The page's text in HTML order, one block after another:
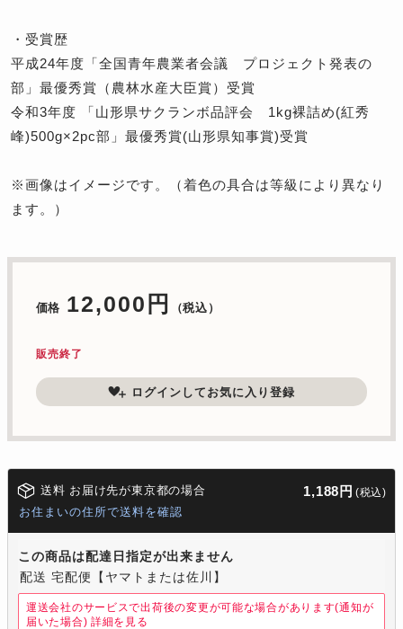
・受賞歴
平成24年度「全国青年農業者会議 プロジェクト発表の
部」最優秀賞（農林水産大臣賞）受賞
令和3年度 「山形県サクランボ品評会 1kg裸詰め(紅秀
峰)500g×2pc部」最優秀賞(山形県知事賞)受賞
※画像はイメージです。（着色の具合は等級により異なり
ます。）
価格 12,000円 （税込）
販売終了
ログインしてお気に入り登録
送料 お届け先が東京都の場合 1,188円 (税込)
お住まいの住所で送料を確認
この商品は配達日指定が出来ません
配送 宅配便【ヤマトまたは佐川】
運送会社のサービスで出荷後の変更が可能な場合があります(通知が
届いた場合) 詳細を見る